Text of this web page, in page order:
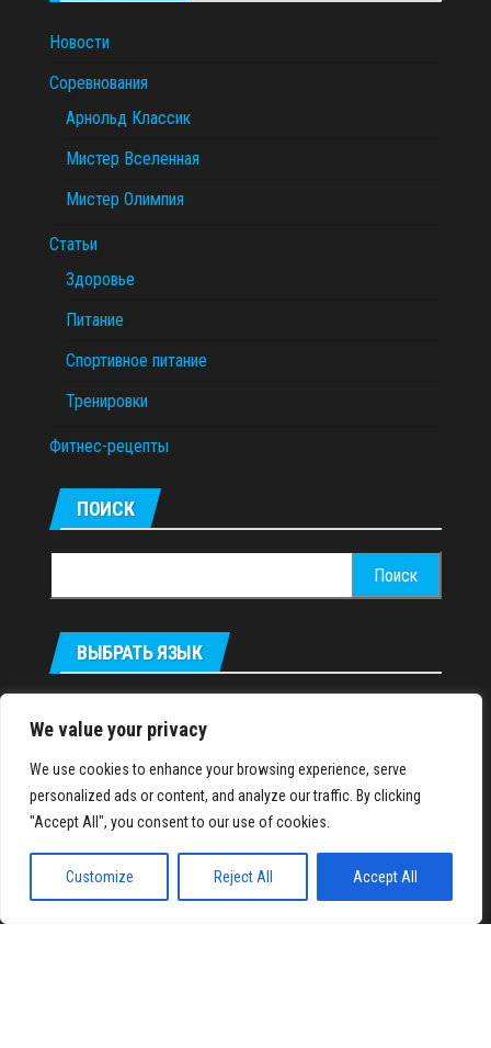
We value your privacy
We use cookies to enhance your browsing experience, serve
personalized ads or content, and analyze our traffic. By clicking
"Accept All", you consent to our use of cookies.
Customize Reject All Accept All
Новости
Соревнования
Арнольд Классик
Мистер Вселенная
Мистер Олимпия
Статьи
Здоровье
Питание
Спортивное питание
Тренировки
Фитнес-рецепты
ПОИСК
ВЫБРАТЬ ЯЗЫК
IronMuscles.org© 2018-2023